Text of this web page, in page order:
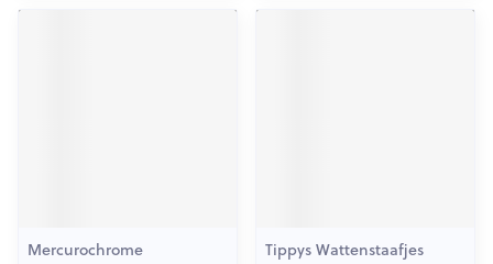
Mercurochrome
Tippys Wattenstaafjes